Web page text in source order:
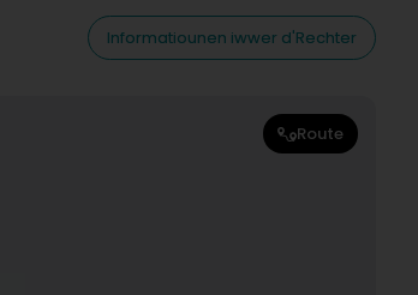
Informatiounen iwwer d'Rechter
Route